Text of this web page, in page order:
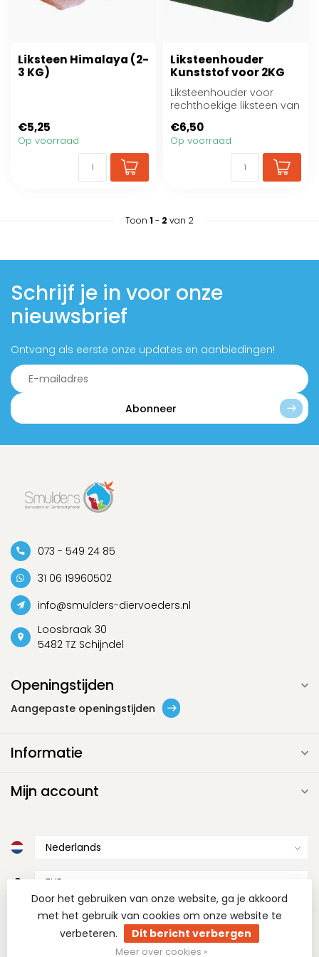
Liksteen Himalaya (2-
3 KG)
€5,25
Op voorraad
Liksteenhouder
Kunststof voor 2KG
Liksteenhouder voor
rechthoekige liksteen van
€6,50
Op voorraad
Toon 1- 2 van 2
Schrijf je in voor onze
nieuwsbrief
Ontvang als eerste onze updates en aanbiedingen!
Abonneer
073 - 549 24 85
31 06 19960502
info@smulders-diervoeders.nl
Loosbraak 30
5482 TZ Schijndel
Openingstijden
Aangepaste openingstijden
Informatie
Mijn account
€
Door het gebruiken van onze website, ga je akkoord
met het gebruik van cookies om onze website te
verbeteren.
Dit bericht verbergen
Meer over cookies »